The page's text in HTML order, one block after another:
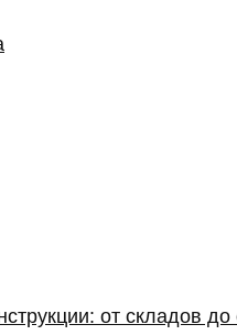
от складов